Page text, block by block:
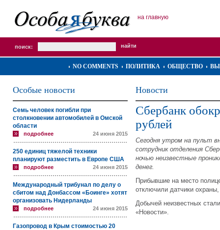
на главную
поиск:
NO COMMENTS ПОЛИТИКА ОБЩЕСТВО
Особые новости
Семь человек погибли при
столкновении автомобилей в Омской
области
подробнее 24 июня 2015
250 единиц тяжелой техники
планируют разместить в Европе США
подробнее 24 июня 2015
Международный трибунал по делу о
сбитом над Донбассом «Боинге» хотят
организовать Нидерланды
подробнее 24 июня 2015
Газопровод в Крым стоимостью 20
Новости
Сбербанк
рублей
Сегодня утром на пульт
сотрудник отделения
ночью неизвестные
денег.
Прибывшие на место
отключили датчики
Добычей неизвестных
«Новости».